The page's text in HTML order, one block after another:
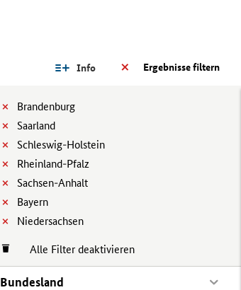
Ergebnisse filtern
Info
Brandenburg
Saarland
Schleswig-Holstein
Rheinland-Pfalz
Sachsen-Anhalt
Bayern
Niedersachsen
Alle Filter deaktivieren
Bundesland